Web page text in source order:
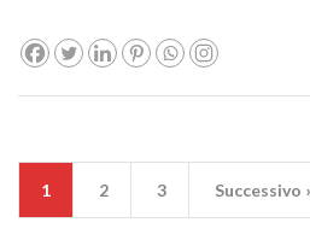
1 2 3 Successivo